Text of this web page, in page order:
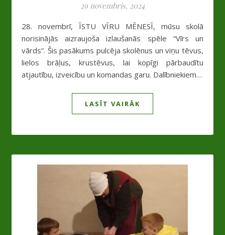
29 novembris, 2024
28. novembrī, ĪSTU VĪRU MĒNESĪ, mūsu skolā
norisinājās aizraujoša izlaušanās spēle “Vīrs un
vārds”. Šis pasākums pulcēja skolēnus un viņu tēvus,
lielos brāļus, krustēvus, lai kopīgi pārbaudītu
atjautību, izveicību un komandas garu. Dalībniekiem…
LASĪT VAIRĀK